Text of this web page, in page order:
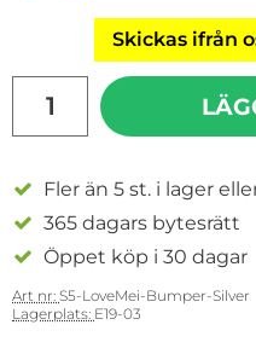
Skickas ifrån
Fler än 5 st. i lager
365 dagars bytesrätt
Öppet köp i 30 dagar
Art nr: S5-LoveMei-Bumper-Silver
Lagerplats: E19-03